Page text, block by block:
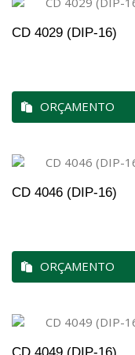
CD 4029 (DIP-16)
ORÇAMENTO
CD 4046 (DIP-16)
ORÇAMENTO